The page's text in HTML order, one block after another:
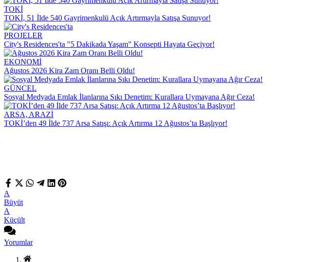
TOKİ
TOKİ, 51 İlde 540 Gayrimenkulü Açık Artırmayla Satışa Sunuyor!
PROJELER
City's Residences'ta "5 Dakikada Yaşam" Konsepti Hayata Geçiyor!
EKONOMİ
Ağustos 2026 Kira Zam Oranı Belli Oldu!
GÜNCEL
Sosyal Medyada Emlak İlanlarına Sıkı Denetim: Kurallara Uymayana Ağır Ceza!
ARSA, ARAZİ
TOKİ’den 49 İlde 737 Arsa Satışı: Açık Artırma 12 Ağustos’ta Başlıyor!
A
Büyüt
A
Küçült
Yorumlar